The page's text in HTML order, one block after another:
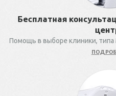
Бесплатная
Помощь в выборе клиники,